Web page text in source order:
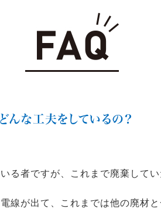
んな工夫をしているの？
る者ですが、これまで廃棄して
線が出て、これまでは他の廃材